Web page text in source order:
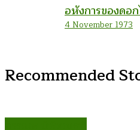
อหังการของดอ
4 November 1973
Recommended